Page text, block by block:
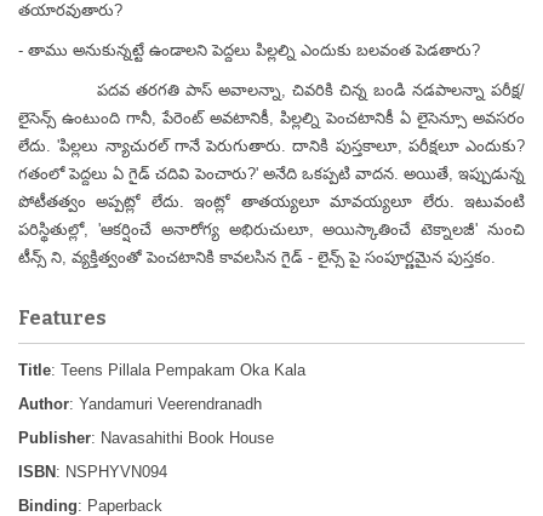
తయారవుతారు?
- తాము అనుకున్నట్టే ఉండాలని పెద్దలు పిల్లల్ని ఎందుకు బలవంత పెడతారు?
పదవ తరగతి పాస్ అవాలన్నా, చివరికి చిన్న బండి నడపాలన్నా పరీక్ష/
లైసెన్స్ ఉంటుంది గానీ, పేరెంట్ అవటానికీ, పిల్లల్ని పెంచటానికీ ఏ లైసెన్సూ అవసరం
లేదు. 'పిల్లలు న్యాచురల్ గానే పెరుగుతారు. దానికి పుస్తకాలూ, పరీక్షలూ ఎందుకు?
గతంలో పెద్దలు ఏ గైడ్ చదివి పెంచారు?' అనేది ఒకప్పటి వాదన. అయితే, ఇప్పుడున్న
పోటీతత్వం అప్పట్లో లేదు. ఇంట్లో తాతయ్యలూ మావయ్యలూ లేరు. ఇటువంటి
పరిస్థితుల్లో, 'ఆకర్షించే అనారోగ్య అభిరుచులూ, అయిస్కాతించే టెక్నాలజీ' నుంచి
టీన్స్ ని, వ్యక్తిత్వంతో పెంచటానికి కావలసిన గైడ్ - లైన్స్ పై సంపూర్ణమైన పుస్తకం.
Features
Title: Teens Pillala Pempakam Oka Kala
Author: Yandamuri Veerendranadh
Publisher: Navasahithi Book House
ISBN : NSPHYVN094
Binding: Paperback